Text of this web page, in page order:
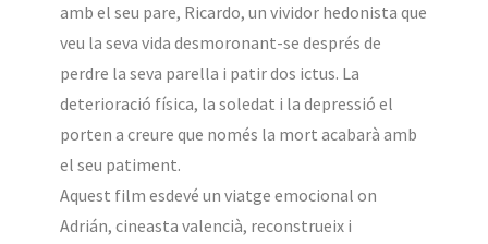
amb el seu pare, Ricardo, un vividor hedonista que
veu la seva vida desmoronant-se després de
perdre la seva parella i patir dos ictus. La
deterioració física, la soledat i la depressió el
porten a creure que només la mort acabarà amb
el seu patiment.
Aquest film esdevé un viatge emocional on
Adrián, cineasta valencià, reconstrueix i